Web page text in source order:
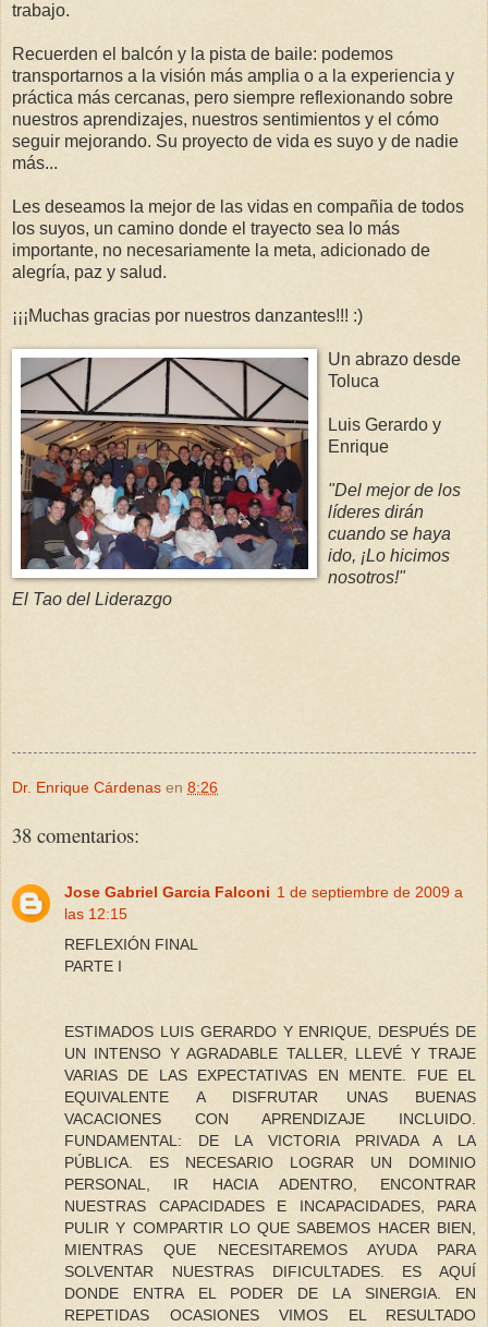
trabajo.
Recuerden el balcón y la pista de baile: podemos
transportarnos a la visión más amplia o a la experiencia y
práctica más cercanas, pero siempre reflexionando sobre
nuestros aprendizajes, nuestros sentimientos y el cómo
seguir mejorando. Su proyecto de vida es suyo y de nadie
más...
Les deseamos la mejor de las vidas en compañia de todos
los suyos, un camino donde el trayecto sea lo más
importante, no necesariamente la meta, adicionado de
alegría, paz y salud.
¡¡¡Muchas gracias por nuestros danzantes!!! :)
Un abrazo desde
Toluca
Luis Gerardo y
Enrique
"Del mejor de los
líderes dirán
cuando se haya
ido, ¡Lo hicimos
nosotros!"
El Tao del Liderazgo
Dr. Enrique Cárdenas en 8:26
38 comentarios:
Jose Gabriel Garcia Falconi 1 de septiembre de 2009 a
las 12:15
REFLEXIÓN FINAL
PARTE I
ESTIMADOS LUIS GERARDO Y ENRIQUE, DESPUÉS DE
UN INTENSO Y AGRADABLE TALLER, LLEVÉ Y TRAJE
VARIAS DE LAS EXPECTATIVAS EN MENTE. FUE EL
EQUIVALENTE A DISFRUTAR UNAS BUENAS
VACACIONES CON APRENDIZAJE INCLUIDO.
FUNDAMENTAL: DE LA VICTORIA PRIVADA A LA
PÚBLICA. ES NECESARIO LOGRAR UN DOMINIO
PERSONAL, IR HACIA ADENTRO, ENCONTRAR
NUESTRAS CAPACIDADES E INCAPACIDADES, PARA
PULIR Y COMPARTIR LO QUE SABEMOS HACER BIEN,
MIENTRAS QUE NECESITAREMOS AYUDA PARA
SOLVENTAR NUESTRAS DIFICULTADES. ES AQUÍ
DONDE ENTRA EL PODER DE LA SINERGIA. EN
REPETIDAS OCASIONES VIMOS EL RESULTADO